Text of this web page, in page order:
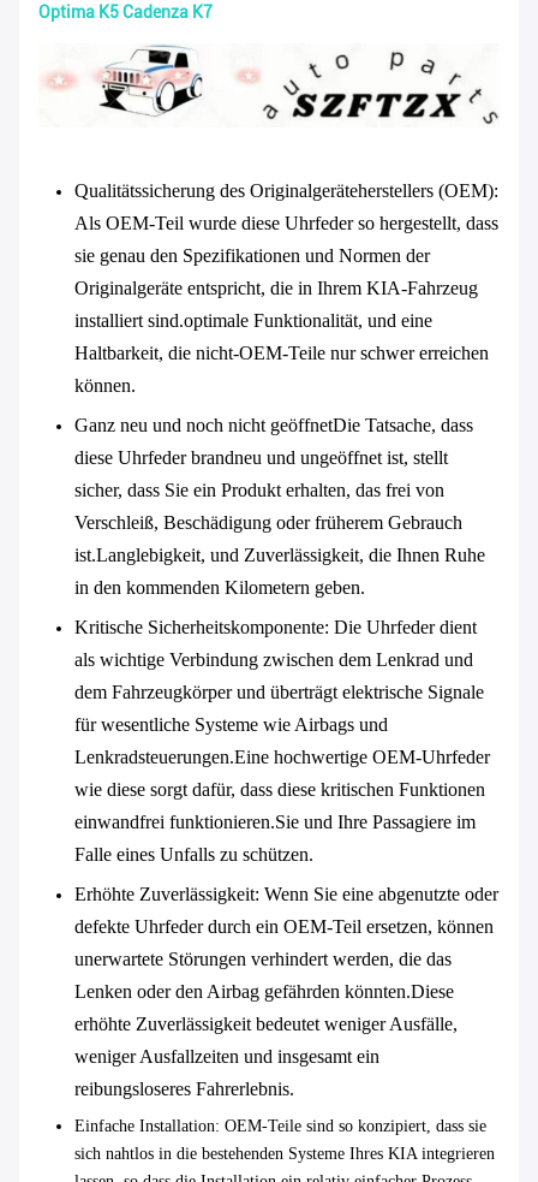
Optima K5 Cadenza K7
Qualitätssicherung des Originalgeräteherstellers (OEM):
Als OEM-Teil wurde diese Uhrfeder so hergestellt, dass
sie genau den Spezifikationen und Normen der
Originalgeräte entspricht, die in Ihrem KIA-Fahrzeug
installiert sind.optimale Funktionalität, und eine
Haltbarkeit, die nicht-OEM-Teile nur schwer erreichen
können.
Ganz neu und noch nicht geöffnetDie Tatsache, dass
diese Uhrfeder brandneu und ungeöffnet ist, stellt
sicher, dass Sie ein Produkt erhalten, das frei von
Verschleiß, Beschädigung oder früherem Gebrauch
ist.Langlebigkeit, und Zuverlässigkeit, die Ihnen Ruhe
in den kommenden Kilometern geben.
Kritische Sicherheitskomponente: Die Uhrfeder dient
als wichtige Verbindung zwischen dem Lenkrad und
dem Fahrzeugkörper und überträgt elektrische Signale
für wesentliche Systeme wie Airbags und
Lenkradsteuerungen.Eine hochwertige OEM-Uhrfeder
wie diese sorgt dafür, dass diese kritischen Funktionen
einwandfrei funktionieren.Sie und Ihre Passagiere im
Falle eines Unfalls zu schützen.
Erhöhte Zuverlässigkeit: Wenn Sie eine abgenutzte oder
defekte Uhrfeder durch ein OEM-Teil ersetzen, können
unerwartete Störungen verhindert werden, die das
Lenken oder den Airbag gefährden könnten.Diese
erhöhte Zuverlässigkeit bedeutet weniger Ausfälle,
weniger Ausfallzeiten und insgesamt ein
reibungsloseres Fahrerlebnis.
Einfache Installation: OEM-Teile sind so konzipiert, dass sie
sich nahtlos in die bestehenden Systeme Ihres KIA integrieren